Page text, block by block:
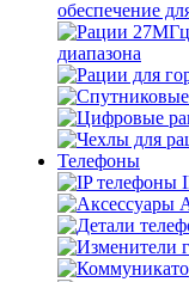
обеспечение
диапазона
Телефоны